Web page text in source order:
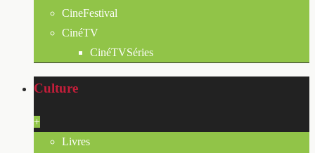
CineFestival
CinéTV
CinéTVSéries
Culture
+
Livres